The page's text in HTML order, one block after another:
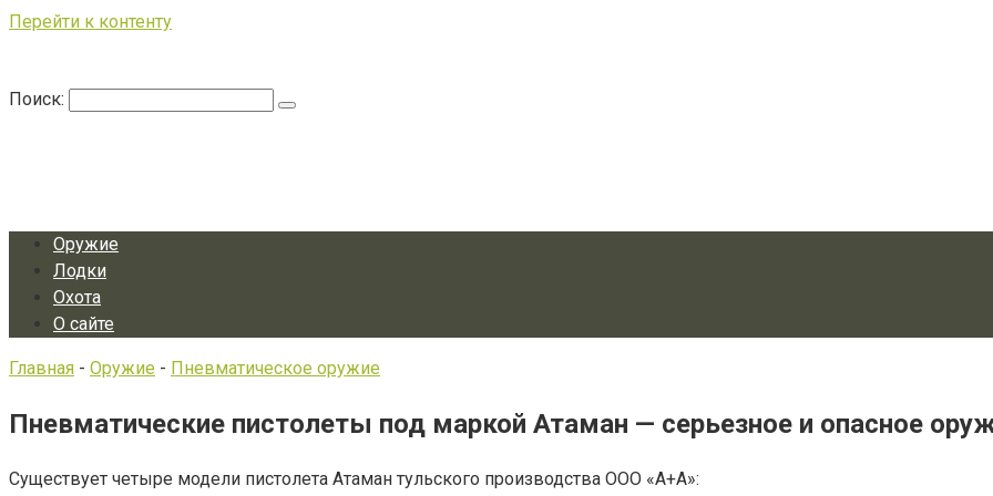
Перейти к контенту
Поиск:
Оружие
Лодки
Охота
О сайте
Главная - Оружие - Пневматическое оружие
Пневматические пистолеты под маркой Атаман — серьезное и опасное
Существует четыре модели пистолета Атаман тульского производства ООО «А+А»: